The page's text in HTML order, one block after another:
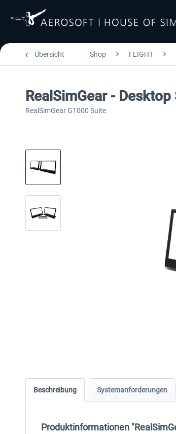
Übersicht Shop FLIGHT
RealSimGear -
RealSimGear G1000 Suite
Beschreibung Systemanforderungen
Produktinformationen